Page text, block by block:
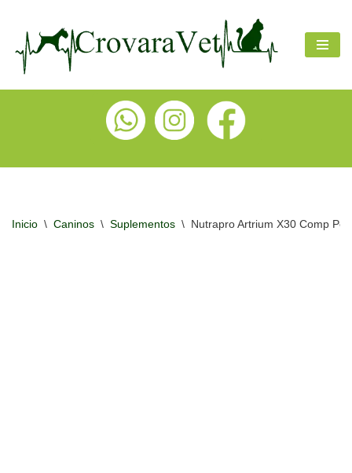
Inicio \ Caninos \ Suplementos \ Nutrapro Artrium X30 Comp